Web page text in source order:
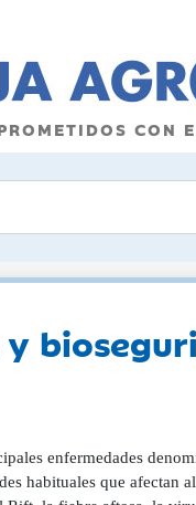
CON
enfermedades
habituales que afectan